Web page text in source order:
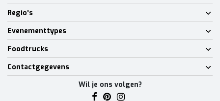
Regio's
Evenementtypes
Foodtrucks
Contactgegevens
Wil je ons volgen?